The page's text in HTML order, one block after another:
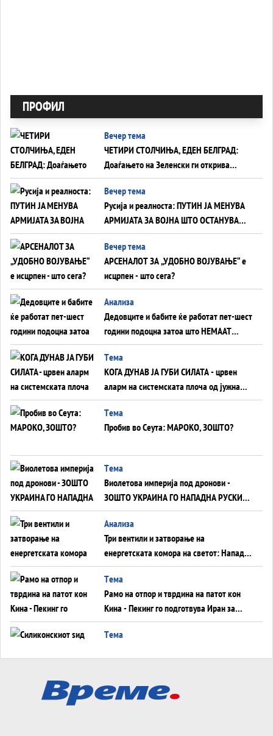
ПРОФИЛ
Вечер тема
ЧЕТИРИ СТОЛЧИЊА, ЕДЕН БЕЛГРАД:
Доаѓањето на Зеленски ги открива
тајните на политиката на балансирање
на Вучиќ
Вечер тема
Русија и реалноста: ПУТИН ЈА МЕНУВА
АРМИЈАТА ЗА ВОЈНА ШТО ОСТАНУВА
БЕЗ ФРОНТ
Вечер тема
АРСЕНАЛОТ ЗА „УДОБНО ВОЈУВАЊЕ“ е
исцрпен - што сега?
Анализа
Дедовците и бабите ќе работат пет-шест
години подоцна затоа што НЕМААТ
ВНУЦИ ДА ГИ ЗАМЕНАТ
Tема
КОГА ДУНАВ ЈА ГУБИ СИЛАТА - црвен
аларм на системската плоча од јужна
Германија до Црното Море...
Tема
Пробив во Сеута: МАРОКО, ЗОШТО?
Tема
Виолетова империја под дронови -
ЗОШТО УКРАИНА ГО НАПАДНА РУСКИОТ
WILDBERRIES
Aнализа
Три вентили и затворање на
енергетската комора на светот: Нападот
во Суец најавува глобален енергетски
инфаркт?
Tема
Рамо на отпор и тврдина на патот кон
Кина - Пекинг го подготвува Иран за
американска копнена инвазија
Tема
Tема